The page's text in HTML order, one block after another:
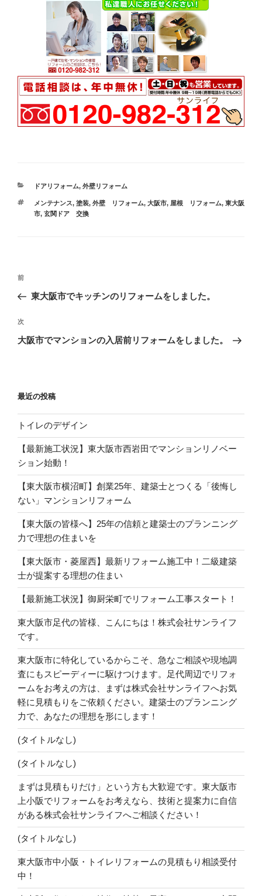
カ
ゴ
リ
ドアリフォーム, 外壁リフォーム
タ
グ
メンテナンス, 塗装, 外壁 リフォーム, 大阪市, 屋根 リフォーム, 東大阪
市, 玄関ドア 交換
投
ナ
ビ
ゲ
ン
過
去
投
稿
前
東大阪市でキッチンのリフォームをしました。
次
の
次
大阪市でマンションの入居前リフォームをしました。
最近の投稿
トイレのデザイン
【最新施工状況】東大阪市西岩田でマンションリノベー
ション始動！
【東大阪市横沼町】創業25年、建築士とつくる「後悔し
ない」マンションリフォーム
【東大阪の皆様へ】25年の信頼と建築士のプランニング
力で理想の住まいを
【東大阪市・菱屋西】最新リフォーム施工中！二級建築
士が提案する理想の住まい
【最新施工状況】御厨栄町でリフォーム工事スタート！
東大阪市足代の皆様、こんにちは！株式会社サンライフ
です。
東大阪市に特化しているからこそ、急なご相談や現地調
査にもスピーディーに駆けつけます。足代周辺でリフォ
ームをお考えの方は、まずは株式会社サンライフへお気
軽に見積もりをご依頼ください。建築士のプランニング
力で、あなたの理想を形にします！
(タイトルなし)
(タイトルなし)
まずは見積もりだけ」という方も大歓迎です。東大阪市
上小阪でリフォームをお考えなら、技術と提案力に自信
がある株式会社サンライフへご相談ください！
(タイトルなし)
東大阪市中小阪・トイレリフォームの見積もり相談受付
中！